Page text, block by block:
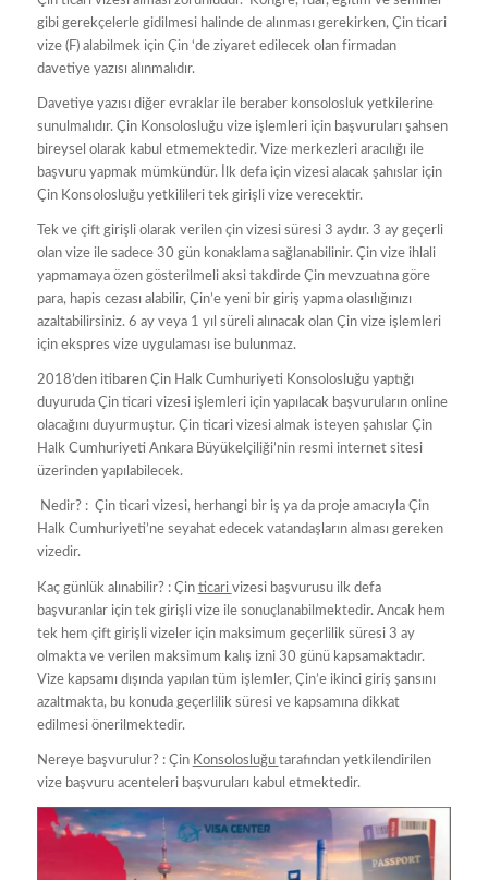
gibi gerekçelerle gidilmesi halinde de alınması gerekirken, Çin ticari
vize (F) alabilmek için Çin ‘de ziyaret edilecek olan firmadan
davetiye yazısı alınmalıdır.
Davetiye yazısı diğer evraklar ile beraber konsolosluk yetkilerine
sunulmalıdır. Çin Konsolosluğu vize işlemleri için başvuruları şahsen
bireysel olarak kabul etmemektedir. Vize merkezleri aracılığı ile
başvuru yapmak mümkündür. İlk defa için vizesi alacak şahıslar için
Çin Konsolosluğu yetkilileri tek girişli vize verecektir.
Tek ve çift girişli olarak verilen çin vizesi süresi 3 aydır. 3 ay geçerli
olan vize ile sadece 30 gün konaklama sağlanabilinir. Çin vize ihlali
yapmamaya özen gösterilmeli aksi takdirde Çin mevzuatına göre
para, hapis cezası alabilir, Çin’e yeni bir giriş yapma olasılığınızı
azaltabilirsiniz. 6 ay veya 1 yıl süreli alınacak olan Çin vize işlemleri
için ekspres vize uygulaması ise bulunmaz.
2018’den itibaren Çin Halk Cumhuriyeti Konsolosluğu yaptığı
duyuruda Çin ticari vizesi işlemleri için yapılacak başvuruların online
olacağını duyurmuştur. Çin ticari vizesi almak isteyen şahıslar Çin
Halk Cumhuriyeti Ankara Büyükelçiliği’nin resmi internet sitesi
üzerinden yapılabilecek.
Nedir? : Çin ticari vizesi, herhangi bir iş ya da proje amacıyla Çin
Halk Cumhuriyeti’ne seyahat edecek vatandaşların alması gereken
vizedir.
Kaç günlük alınabilir? : Çin ticari vizesi başvurusu ilk defa
başvuranlar için tek girişli vize ile sonuçlanabilmektedir. Ancak hem
tek hem çift girişli vizeler için maksimum geçerlilik süresi 3 ay
olmakta ve verilen maksimum kalış izni 30 günü kapsamaktadır.
Vize kapsamı dışında yapılan tüm işlemler, Çin’e ikinci giriş şansını
azaltmakta, bu konuda geçerlilik süresi ve kapsamına dikkat
edilmesi önerilmektedir.
Nereye başvurulur? : Çin Konsolosluğu tarafından yetkilendirilen
vize başvuru acenteleri başvuruları kabul etmektedir.